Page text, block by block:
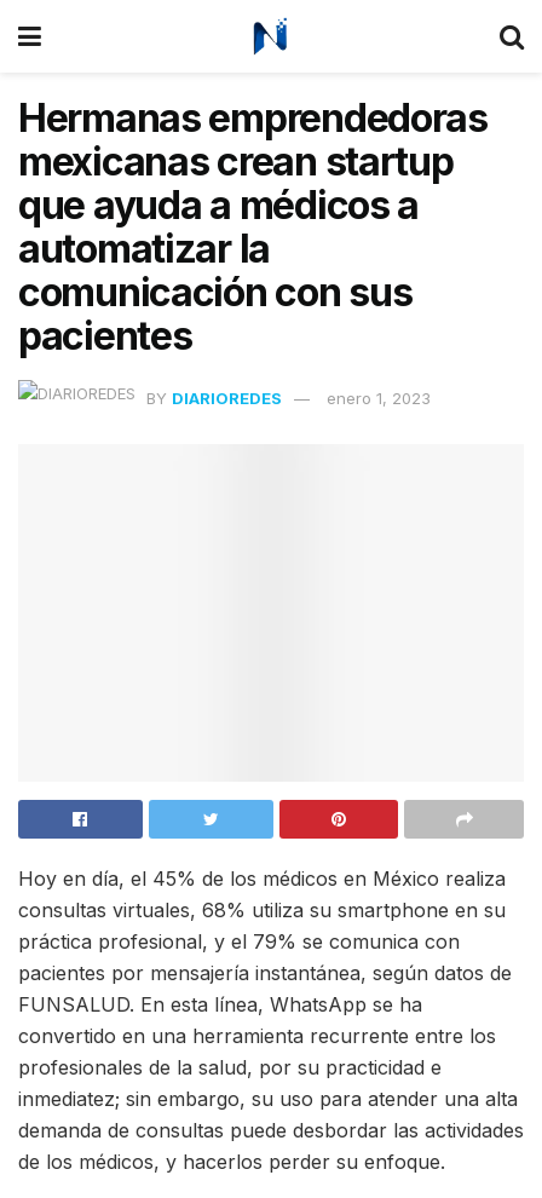
Hermanas emprendedoras
mexicanas crean startup
que ayuda a médicos a
automatizar la
comunicación con sus
pacientes
BY DIARIOREDES enero 1, 2023
Hoy en día, el 45% de los médicos en México realiza
consultas virtuales, 68% utiliza su smartphone en su
práctica profesional, y el 79% se comunica con
pacientes por mensajería instantánea, según datos de
FUNSALUD. En esta línea, WhatsApp se ha
convertido en una herramienta recurrente entre los
profesionales de la salud, por su practicidad e
inmediatez; sin embargo, su uso para atender una alta
demanda de consultas puede desbordar las actividades
de los médicos, y hacerlos perder su enfoque.